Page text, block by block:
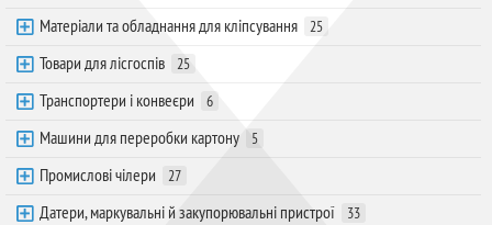
Матеріали та обладнання для кліпсування 25
Товари для лісгоспів 25
Транспортери і конвеєри 6
Машини для переробки картону 5
Промислові чілери 27
Датери, маркувальні й закупорювальні пристрої 33